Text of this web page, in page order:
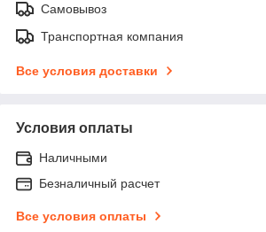
Самовывоз
Транспортная компания
Все условия доставки
Условия оплаты
Наличными
Безналичный расчет
Все условия оплаты